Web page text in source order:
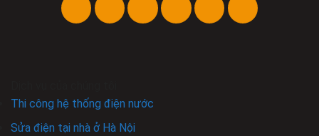
Thi công hệ thống điện nước
Sửa điện tại nhà ở Hà Nội